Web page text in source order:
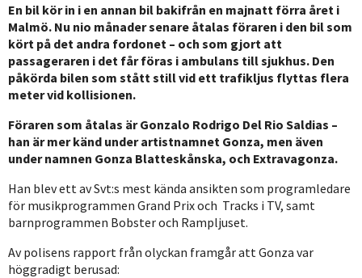
En bil kör in i en annan bil bakifrån en majnatt förra året i
Malmö. Nu nio månader senare åtalas föraren i den bil som
kört på det andra fordonet – och som gjort att
passageraren i det får föras i ambulans till sjukhus. Den
påkörda bilen som stått still vid ett trafikljus flyttas flera
meter vid kollisionen.
Föraren som åtalas är Gonzalo Rodrigo Del Rio Saldias –
han är mer känd under artistnamnet Gonza, men även
under namnen Gonza Blatteskånska, och Extravagonza.
Han blev ett av Svt:s mest kända ansikten som programledare
för musikprogrammen Grand Prix och Tracks i TV, samt
barnprogrammen Bobster och Rampljuset.
Av polisens rapport från olyckan framgår att Gonza var
höggradigt berusad: